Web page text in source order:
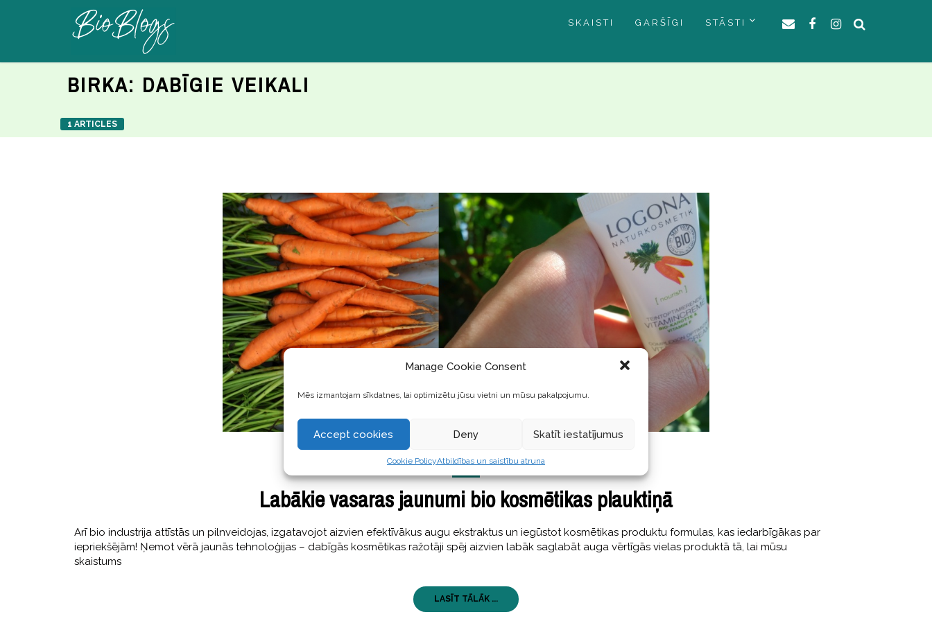
Manage Cookie Consent
Mēs izmantojam sīkdatnes, lai optimizētu jūsu vietni un mūsu pakalpojumu.
Accept cookies Deny Skatīt iestatījumus
Cookie PolicyAtbildības un saistību atruna
SKAISTI GARŠĪGI STĀSTI
BIRKA: DABĪGIE VEIKALI
1 ARTICLES
31 jūlijs, 2017
Labākie vasaras jaunumi bio kosmētikas plauktiņā
Arī bio industrija attīstās un pilnveidojas, izgatavojot aizvien efektīvākus augu ekstraktus un iegūstot kosmētikas produktu formulas, kas iedarbīgākas par
iepriekšējām! Ņemot vērā jaunās tehnoloģijas – dabīgās kosmētikas ražotāji spēj aizvien labāk saglabāt auga vērtīgās vielas produktā tā, lai mūsu
skaistums
LASĪT TĀLĀK ...